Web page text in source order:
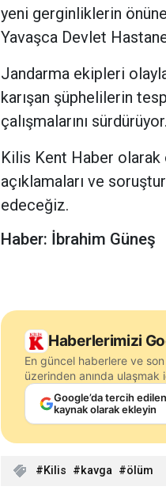
yeni gerginliklerin
Yavaşca Devlet
Jandarma ekipleri
karışan şüphelilerin
çalışmalarını sürdürüyor.
Kilis Kent Haber olarak
açıklamaları ve
edeceğiz.
Haber: İbrahim Güneş
Haberlerimizi
En güncel haberlere ve
üzerinden anında
Google’da tercih edilen
kaynak olarak ekleyin
Kilis kavga ölüm